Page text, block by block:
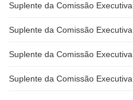
Suplente da Comissão Executiva
Suplente da Comissão Executiva
Suplente da Comissão Executiva
Suplente da Comissão Executiva